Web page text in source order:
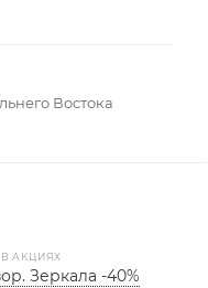
Востока
АКЦИЯХ
Зеркала -40%